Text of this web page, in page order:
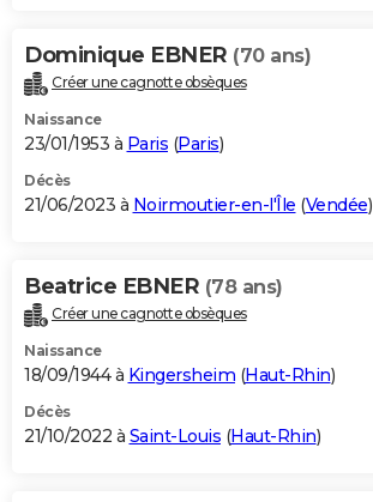
Dominique EBNER (70 ans)
Créer une cagnotte obsèques
Naissance
23/01/1953 à Paris (Paris)
Décès
21/06/2023 à Noirmoutier-en-l'Île (Vendée)
Beatrice EBNER (78 ans)
Créer une cagnotte obsèques
Naissance
18/09/1944 à Kingersheim (Haut-Rhin)
Décès
21/10/2022 à Saint-Louis (Haut-Rhin)